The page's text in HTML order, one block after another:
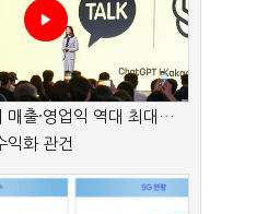
매출·영업익 역대 최대…
익화 관건